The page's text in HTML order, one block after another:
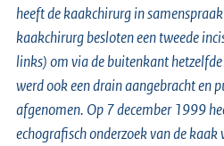
heeft de kaakchirurg in
kaakchirurg besloten een tweede
links) om via de buitenkant
werd ook een drain aangebracht en
afgenomen. Op 7 december 1999
echografisch onderzoek van de